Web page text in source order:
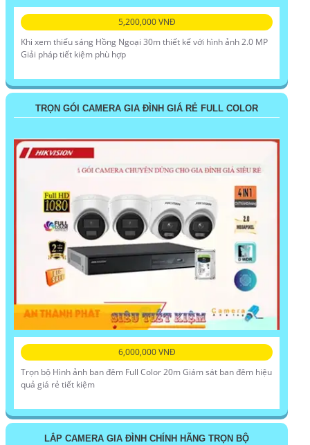
5,200,000 VNĐ
Khi xem thiếu sáng Hồng Ngoại 30m thiết kế với hình ảnh 2.0 MP
Giải pháp tiết kiệm phù hợp
TRỌN GÓI CAMERA GIA ĐÌNH GIÁ RẺ FULL COLOR
6,000,000 VNĐ
Trọn bộ Hình ảnh ban đêm Full Color 20m Giám sát ban đêm hiệu
quả giá rẻ tiết kiệm
LẮP CAMERA GIA ĐÌNH CHÍNH HÃNG TRỌN BỘ